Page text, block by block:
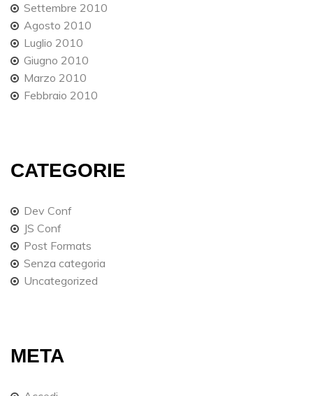
Settembre 2010
Agosto 2010
Luglio 2010
Giugno 2010
Marzo 2010
Febbraio 2010
CATEGORIE
Dev Conf
JS Conf
Post Formats
Senza categoria
Uncategorized
META